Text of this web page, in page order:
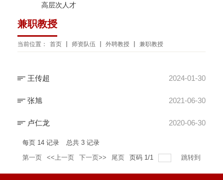
高层次人才
兼职教授
当前位置： 首页 师资队伍 外聘教授 兼职教授
王传超 2024-01-30
张旭 2021-06-30
卢仁龙 2020-06-30
每页 14 记录 总共 3 记录
第一页
<<上一页 下一页>> 尾页 页码 1/1 跳转到